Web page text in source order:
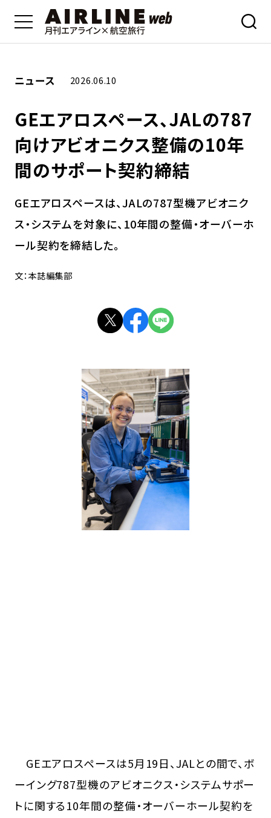
ニュース 2026.06.10
GEエアロスペース、JALの787
向けアビオニクス整備の10年
間のサポート契約締結
GEエアロスペースは、JALの787型機アビオニク
ス・システムを対象に、10年間の整備・オーバーホ
ール契約を締結した。
文：本誌編集部
GEエアロスペースは5月19日、JALとの間で、ボ
ーイング787型機のアビオニクス・システムサポー
トに関する10年間の整備・オーバーホール契約を